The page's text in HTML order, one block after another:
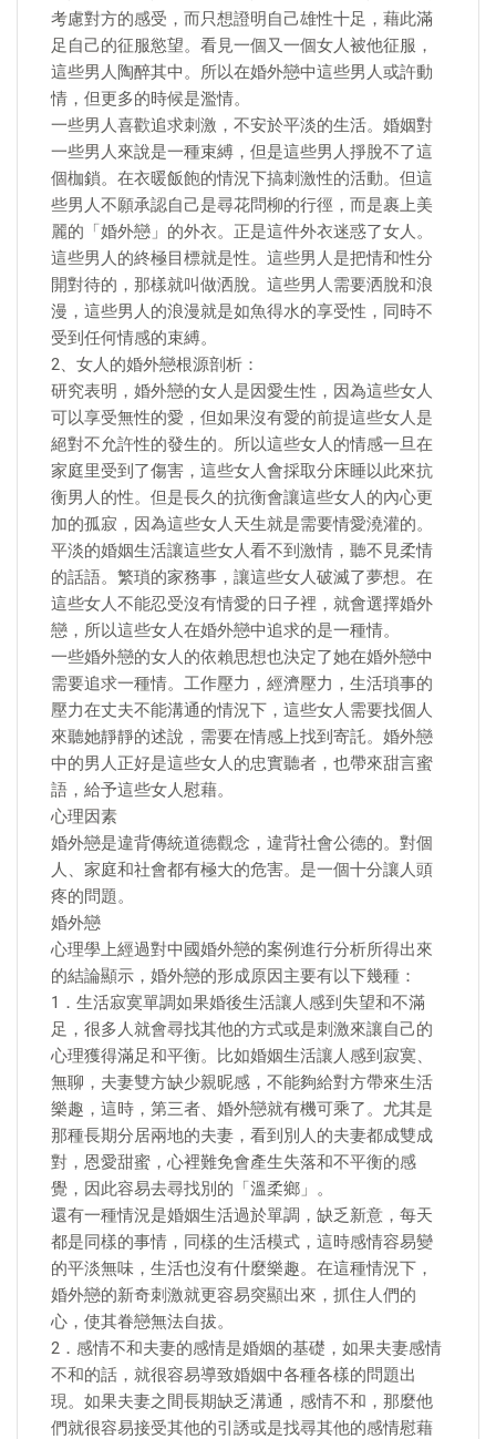
考慮對方的感受，而只想證明自己雄性十足，藉此滿
足自己的征服慾望。看見一個又一個女人被他征服，
這些男人陶醉其中。所以在婚外戀中這些男人或許動
情，但更多的時候是濫情。
一些男人喜歡追求刺激，不安於平淡的生活。婚姻對
一些男人來說是一種束縛，但是這些男人掙脫不了這
個枷鎖。在衣暖飯飽的情況下搞刺激性的活動。但這
些男人不願承認自己是尋花問柳的行徑，而是裹上美
麗的「婚外戀」的外衣。正是這件外衣迷惑了女人。
這些男人的終極目標就是性。這些男人是把情和性分
開對待的，那樣就叫做洒脫。這些男人需要洒脫和浪
漫，這些男人的浪漫就是如魚得水的享受性，同時不
受到任何情感的束縛。
2、女人的婚外戀根源剖析：
研究表明，婚外戀的女人是因愛生性，因為這些女人
可以享受無性的愛，但如果沒有愛的前提這些女人是
絕對不允許性的發生的。所以這些女人的情感一旦在
家庭里受到了傷害，這些女人會採取分床睡以此來抗
衡男人的性。但是長久的抗衡會讓這些女人的內心更
加的孤寂，因為這些女人天生就是需要情愛澆灌的。
平淡的婚姻生活讓這些女人看不到激情，聽不見柔情
的話語。繁瑣的家務事，讓這些女人破滅了夢想。在
這些女人不能忍受沒有情愛的日子裡，就會選擇婚外
戀，所以這些女人在婚外戀中追求的是一種情。
一些婚外戀的女人的依賴思想也決定了她在婚外戀中
需要追求一種情。工作壓力，經濟壓力，生活瑣事的
壓力在丈夫不能溝通的情況下，這些女人需要找個人
來聽她靜靜的述說，需要在情感上找到寄託。婚外戀
中的男人正好是這些女人的忠實聽者，也帶來甜言蜜
語，給予這些女人慰藉。
心理因素
婚外戀是違背傳統道德觀念，違背社會公德的。對個
人、家庭和社會都有極大的危害。是一個十分讓人頭
疼的問題。
婚外戀
心理學上經過對中國婚外戀的案例進行分析所得出來
的結論顯示，婚外戀的形成原因主要有以下幾種：
1．生活寂寞單調如果婚後生活讓人感到失望和不滿
足，很多人就會尋找其他的方式或是刺激來讓自己的
心理獲得滿足和平衡。比如婚姻生活讓人感到寂寞、
無聊，夫妻雙方缺少親昵感，不能夠給對方帶來生活
樂趣，這時，第三者、婚外戀就有機可乘了。尤其是
那種長期分居兩地的夫妻，看到別人的夫妻都成雙成
對，恩愛甜蜜，心裡難免會產生失落和不平衡的感
覺，因此容易去尋找別的「溫柔鄉」。
還有一種情況是婚姻生活過於單調，缺乏新意，每天
都是同樣的事情，同樣的生活模式，這時感情容易變
的平淡無味，生活也沒有什麼樂趣。在這種情況下，
婚外戀的新奇刺激就更容易突顯出來，抓住人們的
心，使其眷戀無法自拔。
2．感情不和夫妻的感情是婚姻的基礎，如果夫妻感情
不和的話，就很容易導致婚姻中各種各樣的問題出
現。如果夫妻之間長期缺乏溝通，感情不和，那麼他
們就很容易接受其他的引誘或是找尋其他的感情慰藉